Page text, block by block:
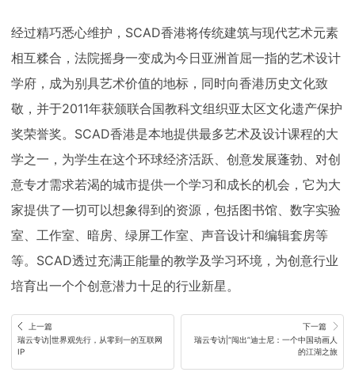
经过精巧悉心维护，SCAD香港将传统建筑与现代艺术元素
相互糅合，法院摇身一变成为今日亚洲首屈一指的艺术设计
学府，成为别具艺术价值的地标，同时向香港历史文化致
敬，并于2011年获颁联合国教科文组织亚太区文化遗产保护
奖荣誉奖。SCAD香港是本地提供最多艺术及设计课程的大
学之一，为学生在这个环球经济活跃、创意发展蓬勃、对创
意专才需求若渴的城市提供一个学习和成长的机会，它为大
家提供了一切可以想象得到的资源，包括图书馆、数字实验
室、工作室、暗房、绿屏工作室、声音设计和编辑套房等
等。SCAD透过充满正能量的教学及学习环境，为创意行业
培育出一个个创意潜力十足的行业新星。
上一篇
瑞云专访|世界观先行，从零到一的互联网
IP
下一篇
瑞云专访|“闯出”迪士尼：一个中国动画人
的江湖之旅